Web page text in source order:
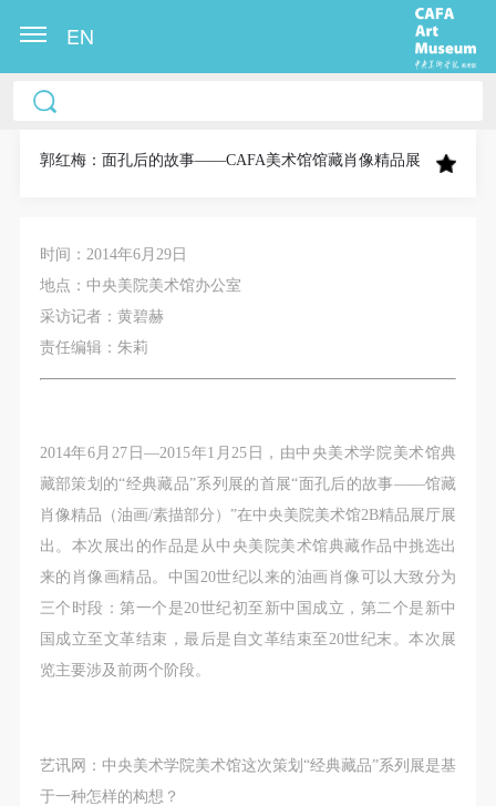
EN
郭红梅：面孔后的故事——CAFA美术馆馆藏肖像精品展
时间：2014年6月29日
地点：中央美院美术馆办公室
采访记者：黄碧赫
责任编辑：朱莉
2014年6月27日—2015年1月25日，由中央美术学院美术馆典
藏部策划的“经典藏品”系列展的首展“面孔后的故事——馆藏
肖像精品（油画/素描部分）”在中央美院美术馆2B精品展厅展
出。本次展出的作品是从中央美院美术馆典藏作品中挑选出
来的肖像画精品。中国20世纪以来的油画肖像可以大致分为
三个时段：第一个是20世纪初至新中国成立，第二个是新中
国成立至文革结束，最后是自文革结束至20世纪末。本次展
览主要涉及前两个阶段。
艺讯网：中央美术学院美术馆这次策划“经典藏品”系列展是基
于一种怎样的构想？
中央美术学院美术馆出版授权协议书
称“CAFAM”），愿意将本人参与中央美术学院美术馆
果（如参与工作坊创作的作品）提交中央美术学院用
作发表、出版。中央美术学院可以以电子、网络及其
它数字媒体形式公开出版，并同意编入《中国知识资
源总库》《中央美术学院资料库》《中央美术学院美
术馆资料库》等相关资料、文献、档案机构和平台，
关“章程”规定享受相关权益。
中央美术学院美术馆活动安全免责协议书
第一条
本次活动公平公正、自愿参加与退出、风险与责任自
负的原则。但活动有风险，参加者应有必要的风险意
识。
第二条
参加本次活动者必须遵守中华人民共和国的相关法
品质。
第三条
中央美术学院美术馆出版授权协议书
称“CAFAM”），愿意将本人参与中央美术学院美术馆
果（如参与工作坊创作的作品）提交中央美术学院用
作发表、出版。中央美术学院可以以电子、网络及其
它数字媒体形式公开出版，并同意编入《中国知识资
源总库》《中央美术学院资料库》《中央美术学院美
术馆资料库》等相关资料、文献、档案机构和平台，
关“章程”规定享受相关权益。
中央美术学院美术馆活动安全免责协议书
第一条
本次活动公平公正、自愿参加与退出、风险与责任自
负的原则。但活动有风险，参加者应有必要的风险意
识。
第二条
参加本次活动者必须遵守中华人民共和国的相关法
品质。
第三条
中央美术学院美术馆出版授权协议书
称“CAFAM”），愿意将本人参与中央美术学院美术馆
果（如参与工作坊创作的作品）提交中央美术学院用
作发表、出版。中央美术学院可以以电子、网络及其
它数字媒体形式公开出版，并同意编入《中国知识资
源总库》《中央美术学院资料库》《中央美术学院美
术馆资料库》等相关资料、文献、档案机构和平台，
关“章程”规定享受相关权益。
中央美术学院美术馆活动安全免责协议书
第一条
本次活动公平公正、自愿参加与退出、风险与责任自
负的原则。但活动有风险，参加者应有必要的风险意
识。
第二条
参加本次活动者必须遵守中华人民共和国的相关法
品质。
第三条